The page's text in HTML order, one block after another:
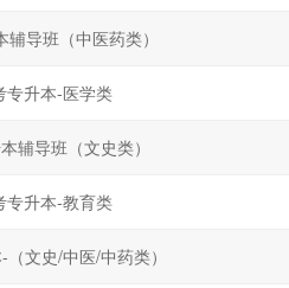
辅导班（中医药类）
专升本-医学类
辅导班（文史类）
专升本-教育类
文史/中医/中药类）